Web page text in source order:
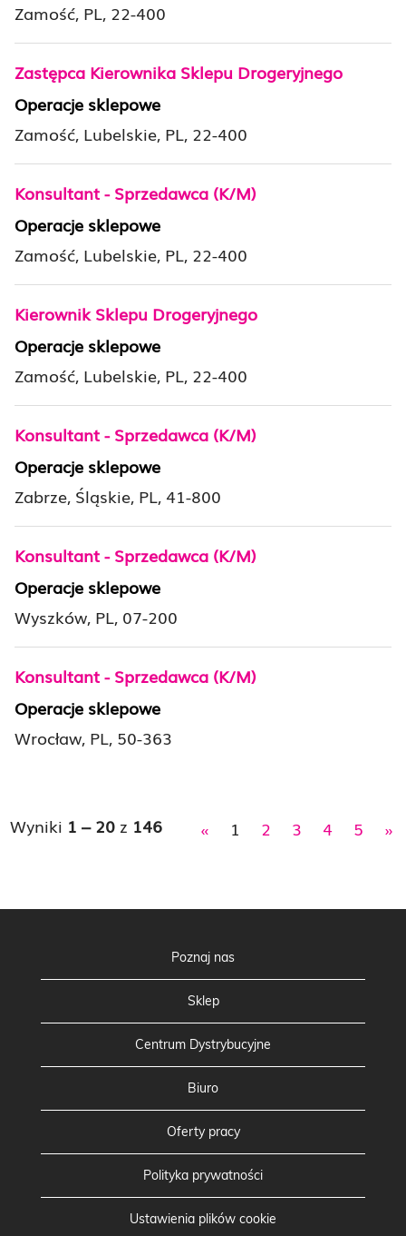
Zamość, PL, 22-400
Zastępca Kierownika Sklepu Drogeryjnego
Operacje sklepowe
Zamość, Lubelskie, PL, 22-400
Konsultant - Sprzedawca (K/M)
Operacje sklepowe
Zamość, Lubelskie, PL, 22-400
Kierownik Sklepu Drogeryjnego
Operacje sklepowe
Zamość, Lubelskie, PL, 22-400
Konsultant - Sprzedawca (K/M)
Operacje sklepowe
Zabrze, Śląskie, PL, 41-800
Konsultant - Sprzedawca (K/M)
Operacje sklepowe
Wyszków, PL, 07-200
Konsultant - Sprzedawca (K/M)
Operacje sklepowe
Wrocław, PL, 50-363
Wyniki 1 – 20 z 146 « 1 2 3 4 5 »
Poznaj nas
Sklep
Centrum Dystrybucyjne
Biuro
Oferty pracy
Polityka prywatności
Ustawienia plików cookie